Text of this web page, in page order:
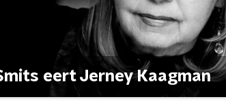
eert Jerney Kaagman